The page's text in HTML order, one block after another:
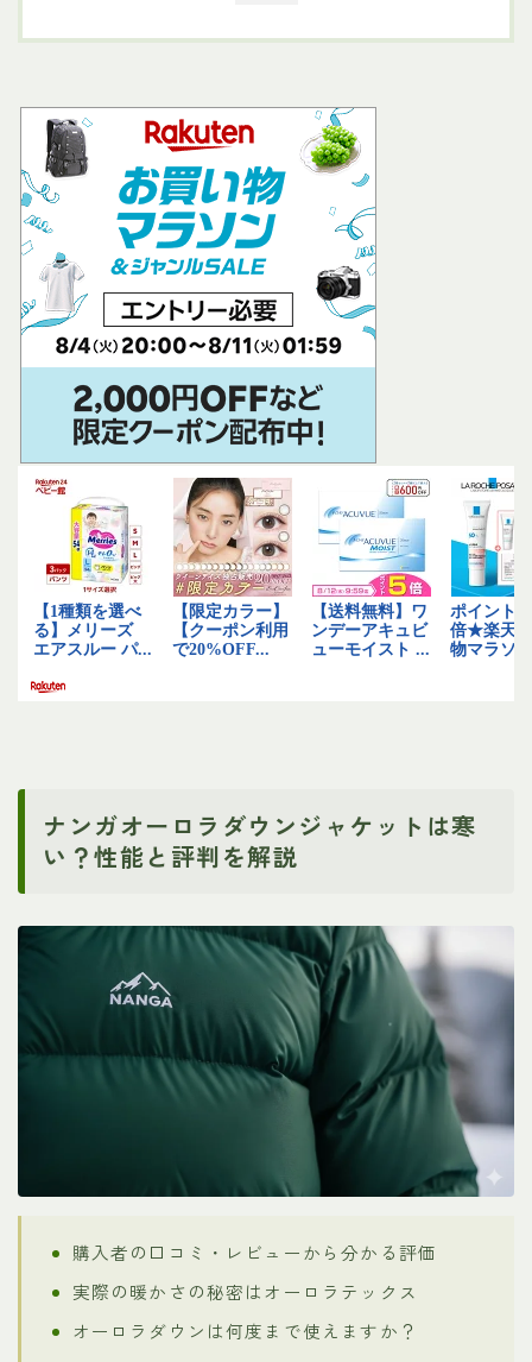
ナンガオーロラダウンジャケットは寒
い？性能と評判を解説
購入者の口コミ・レビューから分かる評価
実際の暖かさの秘密はオーロラテックス
オーロラダウンは何度まで使えますか？